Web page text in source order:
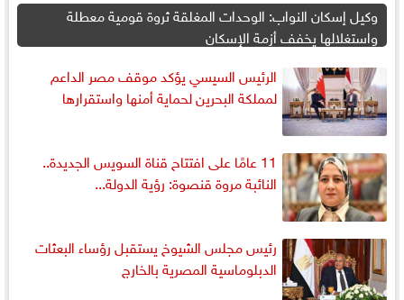
وكيل إسكان النواب: الوحدات المغلقة ثروة قومية معطلة
واستغلالها يخفف أزمة الإسكان
الرئيس السيسي يؤكد موقف مصر الداعم
لمملكة البحرين لحماية أمنها واستقرارها
11 عامًا على افتتاح قناة السويس الجديدة..
النائبة مروة قنصوة: رؤية الدولة...
رئيس مجلس الشيوخ يستقبل رؤساء البعثات
الدبلوماسية المصرية بالخارج